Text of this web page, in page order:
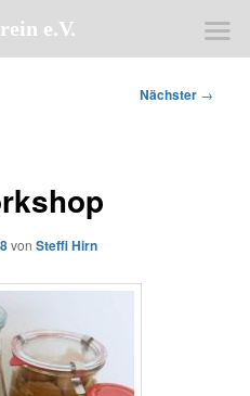
Nächster →
vonSteffi Hirn
e.V.